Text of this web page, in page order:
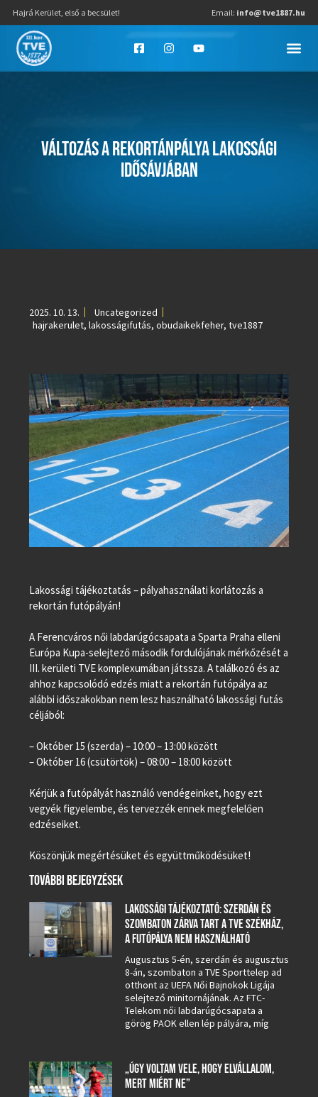
Hajrá Kerület, első a becsület! Email: info@tve1887.hu
VÁLTOZÁS A REKORTÁNPÁLYA LAKOSSÁGI
IDŐSÁVJÁBAN
2025. 10. 13.
Uncategorized
hajrakerulet, lakosságifutás, obudaikekfeher, tve1887
Lakossági tájékoztatás – pályahasználati korlátozás a
rekortán futópályán!
A Ferencváros női labdarúgócsapata a Sparta Praha elleni
Európa Kupa-selejtező második fordulójának mérkőzését a
III. kerületi TVE komplexumában játssza. A találkozó és az
ahhoz kapcsolódó edzés miatt a rekortán futópálya az
alábbi időszakokban nem lesz használható lakossági futás
céljából:
– Október 15 (szerda) – 10:00 – 13:00 között
– Október 16 (csütörtök) – 08:00 – 18:00 között
Kérjük a futópályát használó vendégeinket, hogy ezt
vegyék figyelembe, és tervezzék ennek megfelelően
edzéseiket.
Köszönjük megértésüket és együttműködésüket!
TOVÁBBI BEJEGYZÉSEK
LAKOSSÁGI TÁJÉKOZTATÓ: SZERDÁN ÉS
SZOMBATON ZÁRVA TART A TVE SZÉKHÁZ,
A FUTÓPÁLYA NEM HASZNÁLHATÓ
Augusztus 5-én, szerdán és augusztus
8-án, szombaton a TVE Sporttelep ad
otthont az UEFA Női Bajnokok Ligája
selejtező minitornájának. Az FTC-
Telekom női labdarúgócsapata a
görög PAOK ellen lép pályára, míg
„ÚGY VOLTAM VELE, HOGY ELVÁLLALOM,
MERT MIÉRT NE”